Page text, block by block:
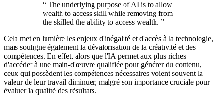
“ The underlying purpose of AI is to allow
wealth to access skill while removing from
the skilled the ability to access wealth. ”
Cela met en lumière les enjeux d'inégalité et d'accès à la technologie,
mais souligne également la dévalorisation de la créativité et des
compétences. En effet, alors que l'IA permet aux plus riches
d'accéder à une main-d'œuvre qualifiée pour générer du contenu,
ceux qui possèdent les compétences nécessaires voient souvent la
valeur de leur travail diminuer, malgré son importance cruciale pour
évaluer la qualité des résultats.